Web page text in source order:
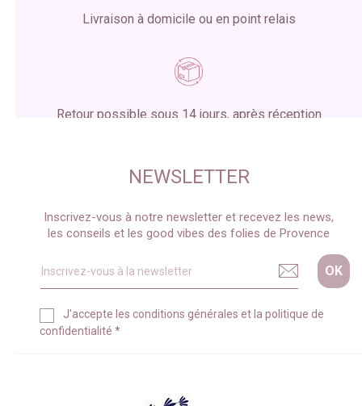
Livraison à domicile ou en point relais
Retour possible sous 14 jours, après réception
NEWSLETTER
Inscrivez-vous à notre newsletter et recevez les news,
les conseils et les good vibes des folies de Provence
J'accepte les conditions générales et la politique de
confidentialité *